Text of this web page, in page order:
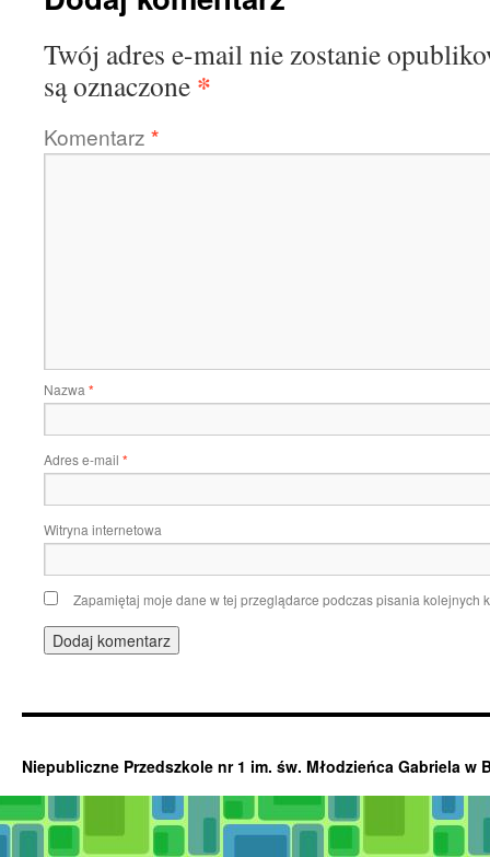
Twój adres e-mail nie zostanie
są oznaczone *
Komentarz *
Nazwa *
Adres e-mail *
Witryna internetowa
Zapamiętaj moje dane w tej przeglądarce podczas pisania kolejnych
Niepubliczne Przedszkole nr 1 im. św. Młodzieńca Gabriela w